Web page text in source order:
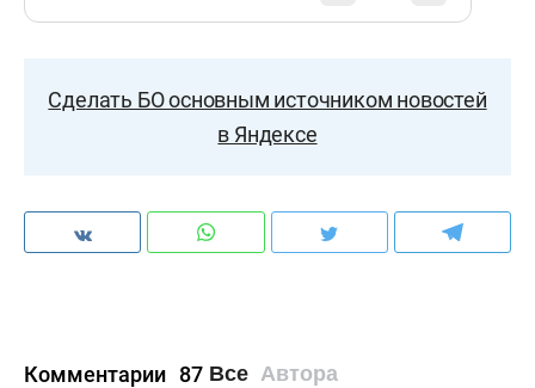
Сделать БО основным источником новостей
в Яндексе
Комментарии 87 Все Автора